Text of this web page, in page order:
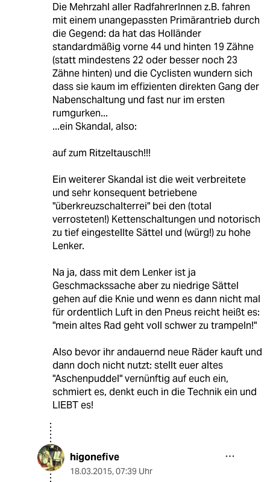
Die Mehrzahl aller RadfahrerInnen z.B. fahren
mit einem unangepassten Primärantrieb durch
die Gegend: da hat das Holländer
standardmäßig vorne 44 und hinten 19 Zähne
(statt mindestens 22 oder besser noch 23
Zähne hinten) und die Cyclisten wundern sich
dass sie kaum im effizienten direkten Gang der
Nabenschaltung und fast nur im ersten
rumgurken...
...ein Skandal, also:
auf zum Ritzeltausch!!!
Ein weiterer Skandal ist die weit verbreitete
und sehr konsequent betriebene
"überkreuzschalterrei" bei den (total
verrosteten!) Kettenschaltungen und notorisch
zu tief eingestellte Sättel und (würg!) zu hohe
Lenker.
Na ja, dass mit dem Lenker ist ja
Geschmackssache aber zu niedrige Sättel
gehen auf die Knie und wenn es dann nicht mal
für ordentlich Luft in den Pneus reicht heißt es:
"mein altes Rad geht voll schwer zu trampeln!"
Also bevor ihr andauernd neue Räder kauft und
dann doch nicht nutzt: stellt euer altes
"Aschenpuddel" vernünftig auf euch ein,
schmiert es, denkt euch in die Technik ein und
LIEBT es!
higonefive
18.03.2015, 07:39 Uhr